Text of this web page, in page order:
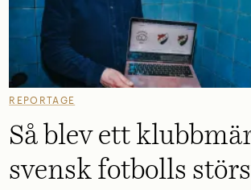
REPORTAGE
Så blev ett
svensk fotbolls